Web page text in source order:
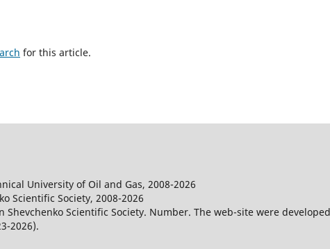
for this article.
University of Oil and Gas, 2008-2026
Scientific Society, 2008-2026
Scientific Society. Number. The web-site were
2026).